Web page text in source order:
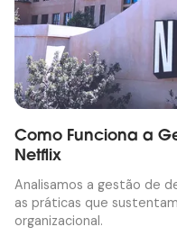
Como Funciona a
Netflix
Analisamos a gestão de
as práticas que
organizacional.